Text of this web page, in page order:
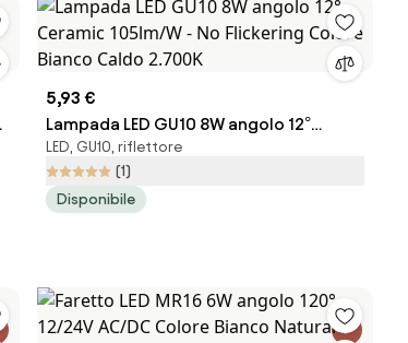
5,93 €
Lampada LED GU10 8W angolo 12°
Ceramic 105lm/W - No Flickering
Colore Bianco Caldo 2.700K
LED, GU10, riflettore
(1)
Disponibile